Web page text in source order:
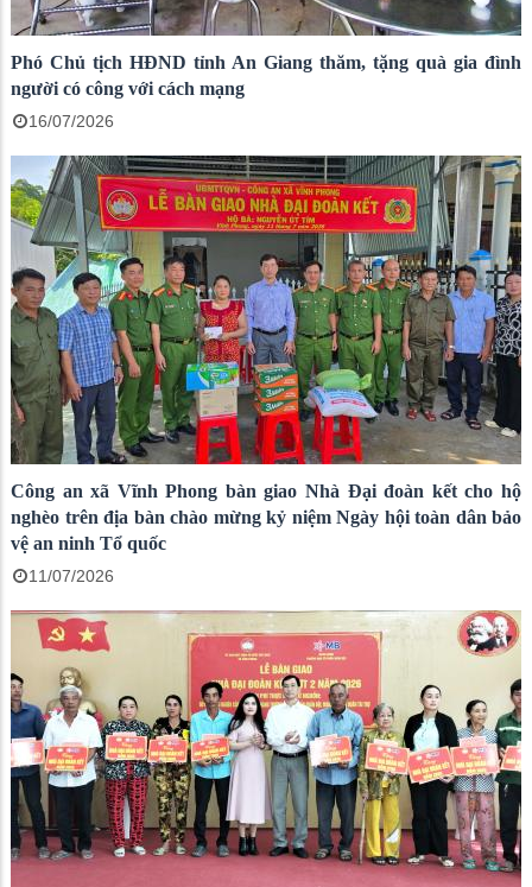
Phó Chủ tịch HĐND tỉnh An Giang thăm, tặng quà gia đình
người có công với cách mạng
16/07/2026
Công an xã Vĩnh Phong bàn giao Nhà Đại đoàn kết cho hộ
nghèo trên địa bàn chào mừng kỷ niệm Ngày hội toàn dân bảo
vệ an ninh Tổ quốc
11/07/2026